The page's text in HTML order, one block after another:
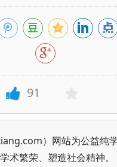
91
）网站为公益纯
术繁荣、塑造社会精神。